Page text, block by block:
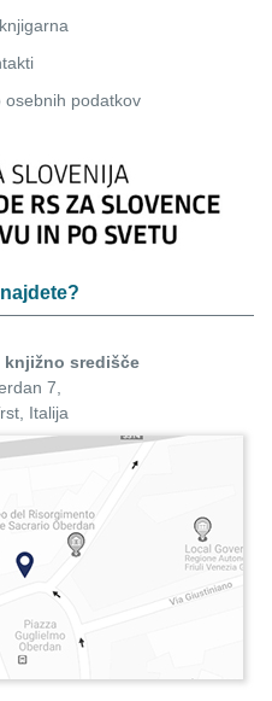
osebnih podatkov
knjižno središče
7,
Italija